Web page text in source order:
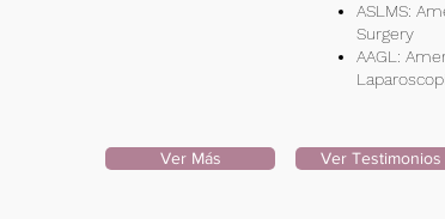
ASLMS:
Surgery
AAGL:
Ver Más Ver Testimonios